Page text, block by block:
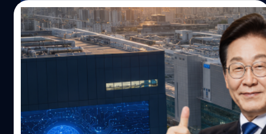
เปลี่ยนแปลงดีไซน์หน้าจอ MacBook ครั้งสำคัญ ในด้าน
ประสิทธิภาพ มีรายงานว่า MacBook Pro รุ่นใหม่จะมาพร้อม
ชิป M7 ซึ่ง Apple กำลังเร่งพัฒนาเพื่อรองรับการประมวลผล
AI และงานกราฟิกได้ดีมากขึ้น โดยคาดว่าจะมีแบนด์วิดท์
หน่วยความจำอยู่ที่ราว 240 GB/s ทั้งนี้ ยังมีรายงานว่า Apple
พัฒนา MacBook Pro รุ่นเริ่มต้นอีกรุ่นหนึ่ง (รหัส J804) เสร็จ
เรียบร้อยแล้ว และคาดว่าจะเปิดตัวภายในปีนี้ โดยจะยังคงใช้
ดีไซน์เดิม แต่มีการอัปเกรดเป็นชิป M6 รุ่นพื้นฐาน…
30/06/2026
เกาหลีใต้เตรียมทุ่ม 20 ล้านล้านบาท สร้าง
ศูนย์กลางชิปและ AI แห่งใหม่
รัฐบาลเกาหลีใต้เตรียมประกาศแผนขับเคลื่อนเศรษฐกิจครั้ง
ใหญ่ผ่าน '3 อภิมหาโปรเจกต์' ที่ครอบคลุมทั้งอุตสาหกรรมเซ
มิคอนดักเตอร์, AI Data Centers, หุ่นยนต์อัจฉริยะ โด
ยมีไฮไลต์สำคัญคือการสร้างนิคมอุตสาหกรรมชิปแห่งใหม่ใน